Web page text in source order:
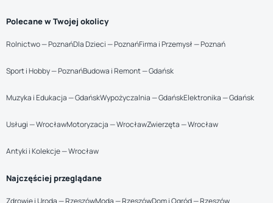
Polecane w Twojej okolicy
Rolnictwo — PoznańDla Dzieci — PoznańFirma i Przemysł — Poznań
Sport i Hobby — PoznańBudowa i Remont — Gdańsk
Muzyka i Edukacja — GdańskWypożyczalnia — GdańskElektronika — Gdańsk
Usługi — WrocławMotoryzacja — WrocławZwierzęta — Wrocław
Antyki i Kolekcje — Wrocław
Najczęściej przeglądane
Zdrowie i Uroda — RzeszówModa — RzeszówDom i Ogród — Rzeszów